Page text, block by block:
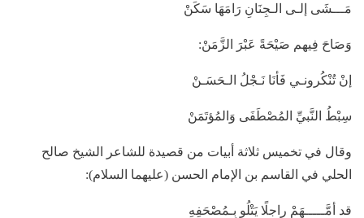
مَـــشَى إلـى الـجِنَانِ رَامَهَا سَكَنْ
وَصَاحَ فِيهم صَيْحَةً عَبْرَ الزَّمَنْ:
إنْ تُنْكُرونـي فَأنَا نَـجْلُ الـحَسَـنْ
سِبْطُ النَّبيِّ المُصْطَفَى وَالمُؤتَمَنْ
وقال في تخميس ثلاثة أبيات من قصيدة للشاعر الشيخ صالح
الحلي في القاسم بن الإمام الحسن (عليهما السلام):
قد أمَّـــــهَمْ راجلًا يَتْلُو بِـمُصْحَفِهِ